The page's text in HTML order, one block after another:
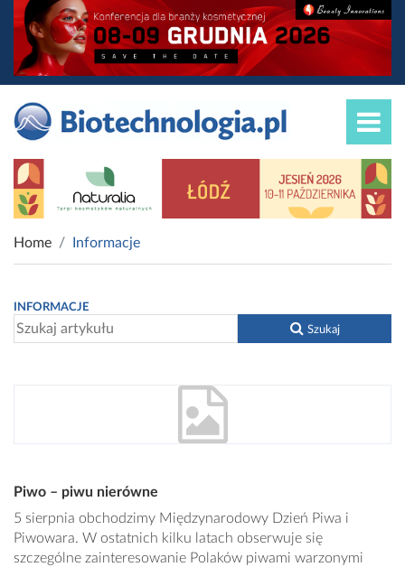
Home Informacje
INFORMACJE
Szukaj
Piwo – piwu nierówne
5 sierpnia obchodzimy Międzynarodowy Dzień Piwa i
Piwowara. W ostatnich kilku latach obserwuje się
szczególne zainteresowanie Polaków piwami warzonymi